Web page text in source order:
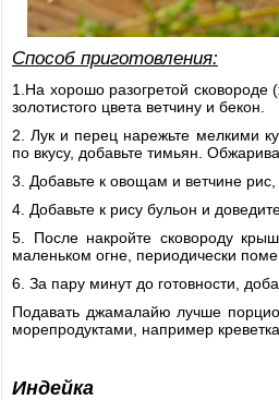
Способ приготовления:
1.На хорошо разогретой сковороде
золотистого цвета ветчину и бекон.
2. Лук и перец нарежьте мелкими
по вкусу, добавьте тимьян.
3. Добавьте к овощам и ветчине
4. Добавьте к рису бульон и
5. После накройте сковороду
маленьком огне, периодически
6. За пару минут до готовности,
Подавать джамалайю лучше
морепродуктами, например
Индейка